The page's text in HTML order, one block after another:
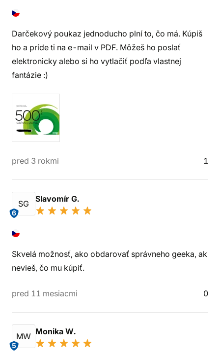
Darčekový poukaz jednoducho plní to, čo má. Kúpiš
ho a príde ti na e-mail v PDF. Môžeš ho poslať
elektronicky alebo si ho vytlačiť podľa vlastnej
fantázie :)
pred 3 rokmi 1
SG
6
Slavomír G.
Skvelá možnosť, ako obdarovať správneho geeka, ak
nevieš, čo mu kúpiť.
pred 11 mesiacmi 0
MW
5
Monika W.